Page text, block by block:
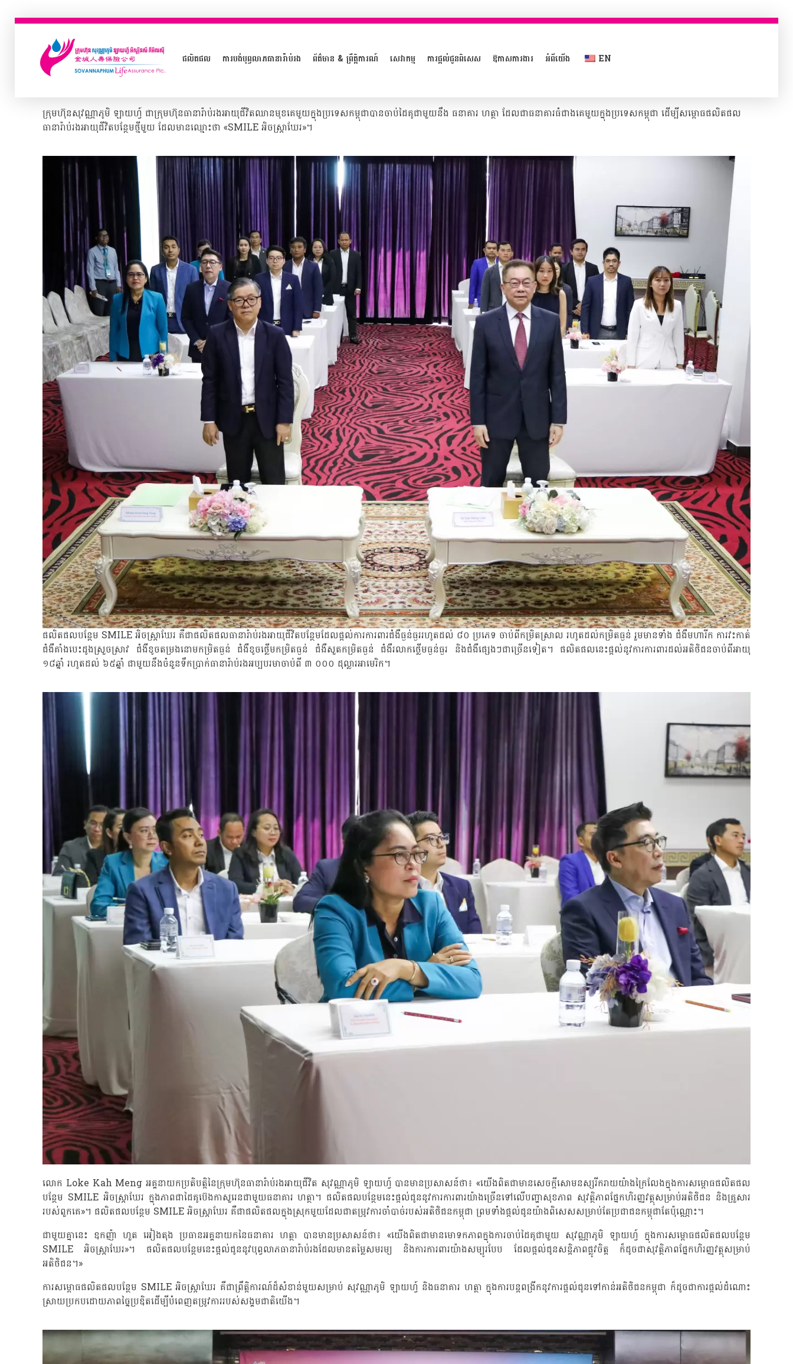
ផលិតផល ការបង់បុព្វលាភធានារ៉ាប់រង ព័ត៌មាន & ព្រឹត្តិការណ៍ សេវាកម្ម ការផ្តល់ជូនពិសេស ឱកាសការងារ អំពីយើង EN
ក្រុមហ៊ុនសុវណ្ណាភូមិ ឡាយហ្វ៍ ជាក្រុមហ៊ុនធានារ៉ាប់រងអាយុជីវិតឈានមុខគេមួយក្នុងប្រទេសកម្ពុជាបានចាប់ដៃគូជាមួយនឹង ធនាគារ ហត្ថា ដែលជាធនាគារធំជាងគេមួយក្នុងប្រទេសកម្ពុជា ដើម្បីសម្ពោធផលិតផល
ធានារ៉ាប់រងអាយុជីវិតបន្ថែមថ្មីមួយ ដែលមានឈ្មោះថា «SMILE អិចស្រ្តាឃែរ»។
ផលិតផលបន្ថែម SMILE អិចស្រ្តាឃែរ គឺជាផលិតផលធានារ៉ាប់រងអាយុជីវិតបន្ថែមដែលផ្តល់ការការពារជំងឺធ្ងន់ធ្ងររហូតដល់ ៨០ ប្រភេទ ចាប់ពីកម្រិតស្រាល រហូតដល់កម្រិតធ្ងន់ រួមមានទាំង ជំងឺមហារីក ការវះកាត់
ជំងឺគាំងបេះដូងស្រួចស្រាវ ជំងឺខូចតម្រងនោមកម្រិតធ្ងន់ ជំងឺខូចថ្លើមកម្រិតធ្ងន់ ជំងឺសួតកម្រិតធ្ងន់ ជំងឺរលាកថ្លើមធ្ងន់ធ្ងរ និងជំងឺផ្សេងៗជាច្រើនទៀត។ ផលិតផលនេះផ្តល់នូវការការពារដល់អតិថិជនចាប់ពីអាយុ
១៨ឆ្នាំ រហូតដល់ ៦៥ឆ្នាំ ជាមួយនឹងចំនួនទឹកប្រាក់ធានារ៉ាប់រងអប្បបរមាចាប់ពី ៣ ០០០ ដុល្លារអាមេរិក។
លោក Loke Kah Meng អគ្គនាយកប្រតិបត្តិនៃក្រុមហ៊ុនធានារ៉ាប់រងអាយុជីវិត សុវណ្ណាភូមិ ឡាយហ្វ៍ បានមានប្រសាសន៍ថា៖ «យើងពិតជាមានសេចក្តីសោមនស្សរីករាយយ៉ាងក្រៃលែងក្នុងការសម្ពោធផលិតផល
បន្ថែម SMILE អិចស្រ្តាឃែរ ក្នុងភាពជាដៃគូប៊េងកាសួរេនជាមួយធនាគារ ហត្ថា។ ផលិតផលបន្ថែមនេះផ្តល់ជូននូវការការពារយ៉ាងច្រើនទៅលើបញ្ហាសុខភាព សុវត្ថិភាពផ្នែកហិរញ្ញវត្ថុសម្រាប់អតិថិជន និងគ្រួសារ
របស់ពួកគេ»។ ផលិតផលបន្ថែម SMILE អិចស្រ្តាឃែរ គឺជាផលិតផលក្នុងស្រុកមួយដែលជាតម្រូវការចាំបាច់របស់អតិថិជនកម្ពុជា ព្រមទាំងផ្តល់ជូនយ៉ាងពិសេសសម្រាប់តែប្រជាជនកម្ពុជាតែប៉ុណ្ណោះ។
ជាមួយគ្នានេះ ឧកញ៉ា ហួត អៀងតុង ប្រធានអគ្គនាយកនៃធនាគារ ហត្ថា បានមានប្រសាសន៍ថា៖ «យើងពិតជាមានមោទកភាពក្នុងការចាប់ដៃគូជាមួយ សុវណ្ណាភូមិ ឡាយហ្វ៍ ក្នុងការសម្ពោធផលិតផលបន្ថែម
SMILE អិចស្រ្តាឃែរ»។ ផលិតផលបន្ថែមនេះផ្តល់ជូននូវបុព្វលាភធានារ៉ាប់រងដែលមានតម្លៃសមរម្យ និងការការពារយ៉ាងសម្បូរបែប ដែលផ្តល់ជូនសន្តិភាពផ្លូវចិត្ត ក៏ដូចជាសុវត្ថិភាពផ្នែកហិរញ្ញវត្ថុសម្រាប់
អតិថិជន។»
ការសម្ពោធផលិតផលបន្ថែម SMILE អិចស្រ្តាឃែរ គឺជាព្រឹត្តិការណ៍ដ៏សំខាន់មួយសម្រាប់ សុវណ្ណាភូមិ ឡាយហ្វ៍ និងធនាគារ ហត្ថា ក្នុងការបន្តពង្រីកនូវការផ្តល់ជូនទៅកាន់អតិថិជនកម្ពុជា ក៏ដូចជាការផ្តល់ដំណោះ
ស្រាយប្រកបដោយភាពច្នៃប្រឌិតដើម្បីបំពេញតម្រូវការរបស់សង្គមជាតិយើង។